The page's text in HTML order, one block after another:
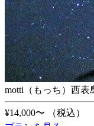
motti（もっち）西
¥14,000〜
（税込）